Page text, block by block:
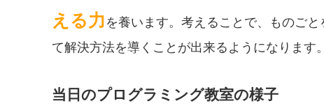
える力 を養います。考えることで、ものご
て解決方法を導くことが出来るようになります。
当日のプログラミング教室の様子